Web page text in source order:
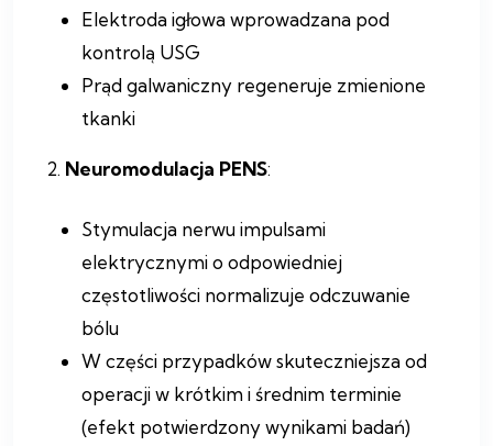
Elektroda igłowa wprowadzana pod
kontrolą USG
Prąd galwaniczny regeneruje zmienione
tkanki
2. Neuromodulacja PENS:
Stymulacja nerwu impulsami
elektrycznymi o odpowiedniej
częstotliwości normalizuje odczuwanie
bólu
W części przypadków skuteczniejsza od
operacji w krótkim i średnim terminie
(efekt potwierdzony wynikami badań)